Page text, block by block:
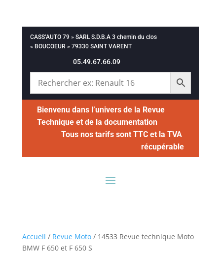
CASS’AUTO 79 » SARL S.D.B.A 3 chemin du clos
« BOUCOEUR » 79330 SAINT VARENT
05.49.67.66.09
Bienvenu dans l’univers de la Revue
Technique et de la documentation
Tous nos tarifs sont TTC et la TVA
récupérable
Accueil / Revue Moto/ 14533 Revue technique Moto
BMW F 650 et F 650 S